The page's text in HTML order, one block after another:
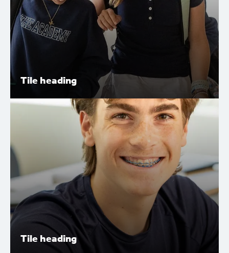
Tile heading
Tile heading
Lorem ipsum dolor sit amet, consectetur adipiscing elit.
Nunc vulputate libero et velit interdum, ac aliquet odio
mattis. Class aptent taciti sociosqu ad litora torquent.
Tile heading